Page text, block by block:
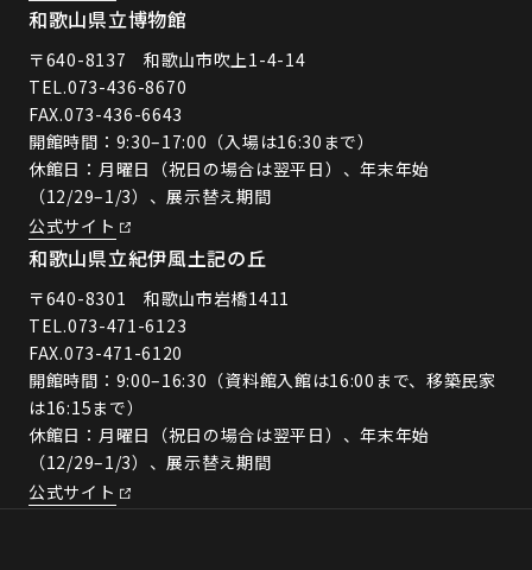
和歌山県立博物館
〒640-8137 和歌山市吹上1-4-14
TEL.073-436-8670
FAX.073-436-6643
開館時間：9:30–17:00（入場は16:30まで）
休館日：月曜日（祝日の場合は翌平日）、年末年始
（12/29–1/3）、展示替え期間
公式サイト
和歌山県立紀伊風土記の丘
〒640-8301 和歌山市岩橋1411
TEL.073-471-6123
FAX.073-471-6120
開館時間：9:00–16:30（資料館入館は16:00まで、移築民家
は16:15まで）
休館日：月曜日（祝日の場合は翌平日）、年末年始
（12/29–1/3）、展示替え期間
公式サイト